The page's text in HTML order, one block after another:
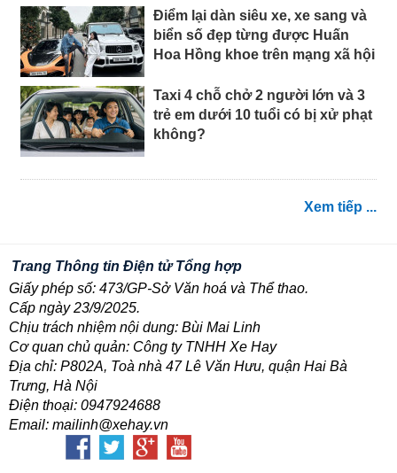
Điểm lại dàn siêu xe, xe sang và
biển số đẹp từng được Huấn
Hoa Hồng khoe trên mạng xã hội
Taxi 4 chỗ chở 2 người lớn và 3
trẻ em dưới 10 tuổi có bị xử phạt
không?
Xem tiếp ...
Trang Thông tin Điện tử Tổng hợp
Giấy phép số: 473/GP-Sở Văn hoá và Thể thao.
Cấp ngày 23/9/2025.
Chịu trách nhiệm nội dung: Bùi Mai Linh
Cơ quan chủ quản: Công ty TNHH Xe Hay
Địa chỉ: P802A, Toà nhà 47 Lê Văn Hưu, quận Hai Bà
Trưng, Hà Nội
Điện thoại: 0947924688
Email: mailinh@xehay.vn